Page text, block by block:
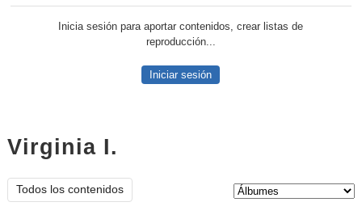
Inicia sesión para aportar contenidos, crear listas de
reproducción...
Iniciar sesión
Virginia I.
Todos los contenidos